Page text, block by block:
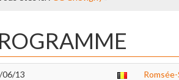
06/13